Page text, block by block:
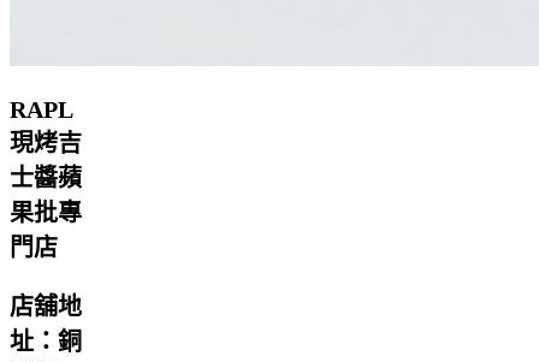
RAPL
現烤吉
士醬蘋
果批專
門店
店舖地
址：銅